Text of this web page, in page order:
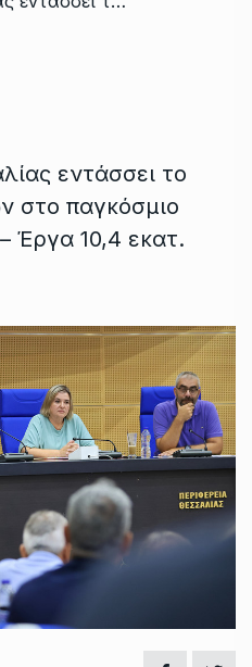
εντάσσει το
στο παγκόσμιο
Έργα 10,4 εκατ.